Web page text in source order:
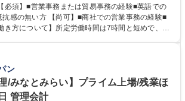
社事業の根幹を支えていただきます。 ■受発注
外工場とのスケジュール調整 ■在庫管理 ■輸入書類
■通関業者を通して行う輸出入業全般 ■倉庫との
ため、商品に関わる全ての業務をサポート頂きま
必須】■営業事務または貿易事務の経験■英語での
抗感の無い方 【尚可】■商社での営業事務の経験■
以来、外食産業を中心としたお客様の多様なニー
の生産・輸入・販売を一貫して手掛けています。
固な連携によるワンストップサービスが最大の強
資格 学歴：大学院 大学 語学力：英語 資格：
ン
/みなとみらい】プライム上場/残業ほ
管理会計